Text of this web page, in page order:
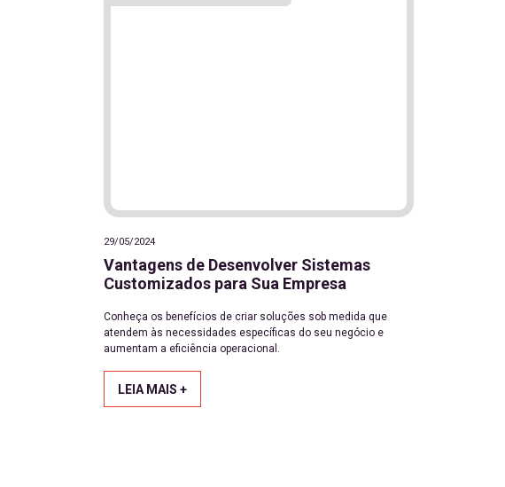
29/05/2024
Vantagens de Desenvolver Sistemas
Customizados para Sua Empresa
Conheça os benefícios de criar soluções sob medida que
atendem às necessidades específicas do seu negócio e
aumentam a eficiência operacional.
LEIA MAIS +